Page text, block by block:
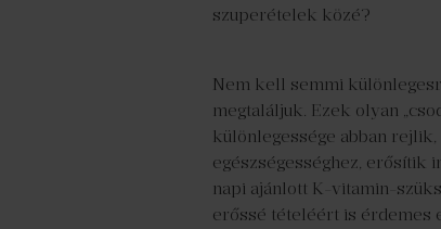
szuperételek közé?
Nem kell semmi
megtaláljuk. Ezek olyan
különlegessége abban
egészségességhez, erősítik
napi ajánlott K-vitamin-
erőssé tételéért is érdemes